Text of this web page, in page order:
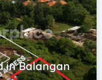
in Balangan